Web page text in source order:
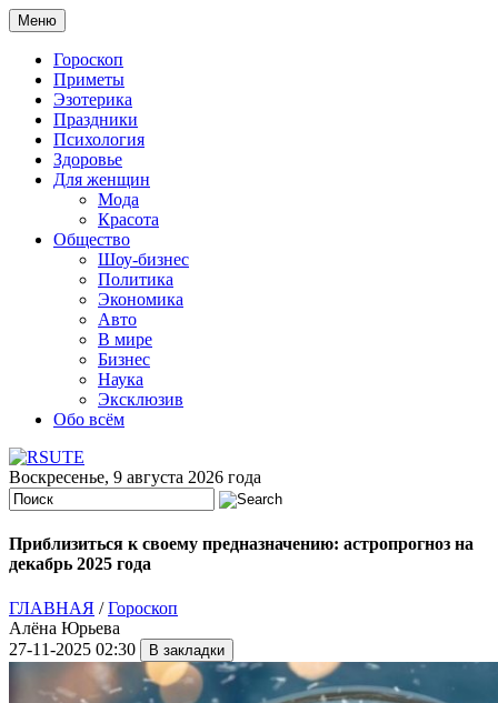
Меню
Гороскоп
Приметы
Эзотерика
Праздники
Психология
Здоровье
Для женщин
Мода
Красота
Общество
Шоу-бизнес
Политика
Экономика
Авто
В мире
Бизнес
Наука
Эксклюзив
Обо всём
Воскресенье, 9 августа 2026 года
Приблизиться к своему предназначению: астропрогноз на
декабрь 2025 года
ГЛАВНАЯ /Гороскоп
Алёна Юрьева
27-11-2025 02:30